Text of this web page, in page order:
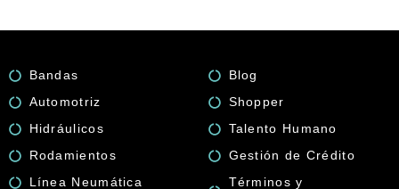
Bandas
Automotriz
Hidráulicos
Rodamientos
Línea Neumática
Blog
Shopper
Talento Humano
Gestión de Crédito
Términos y